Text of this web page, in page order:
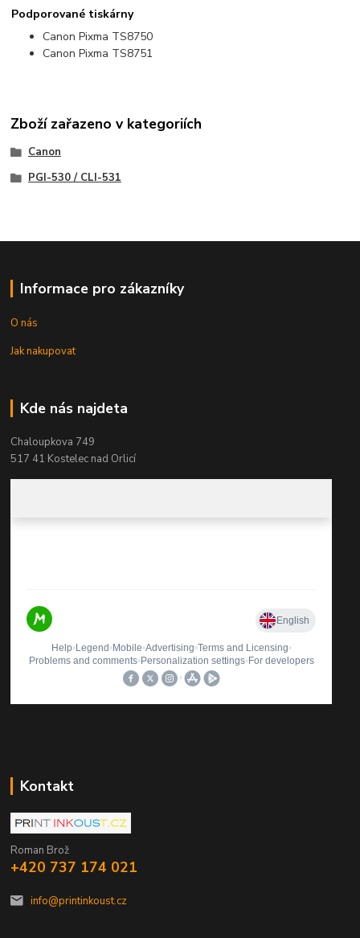
Podporované tiskárny
Canon Pixma TS8750
Canon Pixma TS8751
Zboží zařazeno v kategoriích
Canon
PGI-530 / CLI-531
Informace pro zákazníky
O nás
Jak nakupovat
Kde nás najdeta
Chaloupkova 749
517 41 Kostelec nad Orlicí
Kontakt
Roman Brož
+420 737 174 021
info@printinkoust.cz